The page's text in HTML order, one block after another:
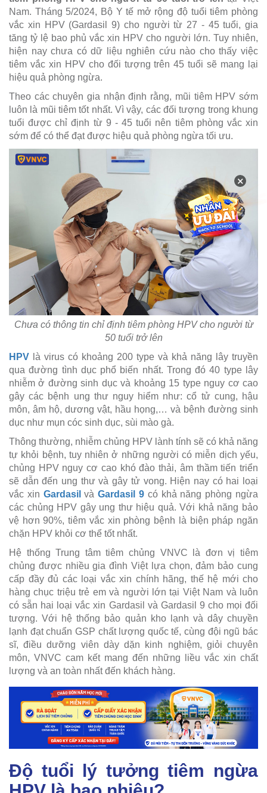
Nam. Tháng 5/2024, Bộ Y tế mở rộng độ tuổi tiêm phòng
vắc xin HPV (Gardasil 9) cho người từ 27 - 45 tuổi, gia
tăng tỷ lệ bao phủ vắc xin HPV cho người lớn. Tuy nhiên,
hiện nay chưa có dữ liệu nghiên cứu nào cho thấy việc
tiêm vắc xin HPV cho đối tượng trên 45 tuổi sẽ mang lại
hiệu quả phòng ngừa.
Theo các chuyên gia nhận định rằng, mũi tiêm HPV sớm
luôn là mũi tiêm tốt nhất. Vì vậy, các đối tượng trong khung
tuổi được chỉ định từ 9 - 45 tuổi nên tiêm phòng vắc xin
sớm để có thể đạt được hiệu quả phòng ngừa tối ưu.
Chưa có thông tin chỉ định tiêm phòng HPV cho người từ
50 tuổi trở lên
HPV là virus có khoảng 200 type và khả năng lây truyền
qua đường tình dục phổ biến nhất. Trong đó 40 type lây
nhiễm ở đường sinh dục và khoảng 15 type nguy cơ cao
gây các bệnh ung thư nguy hiểm như: cổ tử cung, hậu
môn, âm hộ, dương vật, hầu họng,… và bệnh đường sinh
dục như mụn cóc sinh dục, sùi mào gà.
Thông thường, nhiễm chủng HPV lành tính sẽ có khả năng
tự khỏi bệnh, tuy nhiên ở những người có miễn dịch yếu,
chủng HPV nguy cơ cao khó đào thải, âm thầm tiến triển
sẽ dẫn đến ung thư và gây tử vong. Hiện nay có hai loại
vắc xin Gardasil vàGardasil 9 có khả năng phòng ngừa
các chủng HPV gây ung thư hiệu quả. Với khả năng bảo
vệ hơn 90%, tiêm vắc xin phòng bệnh là biện pháp ngăn
chặn HPV khỏi cơ thể tốt nhất.
Hệ thống Trung tâm tiêm chủng VNVC là đơn vị tiêm
chủng được nhiều gia đình Việt lựa chọn, đảm bảo cung
cấp đầy đủ các loại vắc xin chính hãng, thế hệ mới cho
hàng chục triệu trẻ em và người lớn tại Việt Nam và luôn
có sẵn hai loại vắc xin Gardasil và Gardasil 9 cho mọi đối
tượng. Với hệ thống bảo quản kho lạnh và dây chuyền
lạnh đạt chuẩn GSP chất lượng quốc tế, cùng đội ngũ bác
sĩ, điều dưỡng viên dày dặn kinh nghiệm, giỏi chuyên
môn, VNVC cam kết mang đến những liều vắc xin chất
lượng và an toàn nhất đến khách hàng.
Độ tuổi lý tưởng tiêm ngừa
×